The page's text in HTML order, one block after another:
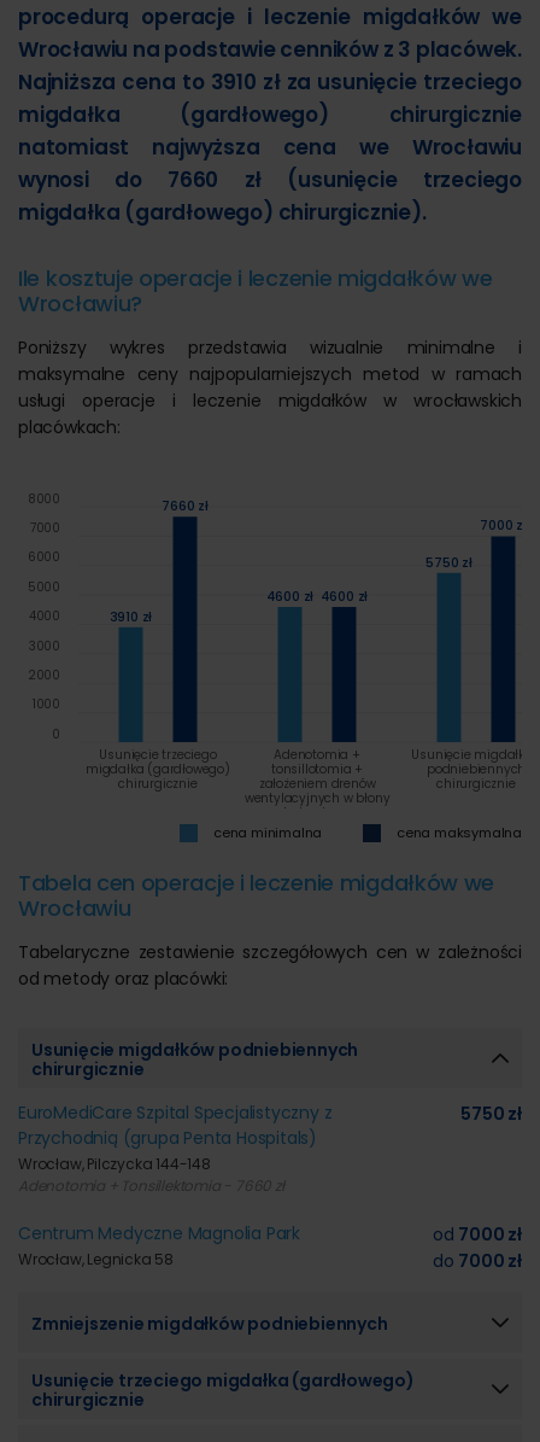
procedurą operacje i leczenie migdałków we
Wrocławiu na podstawie cenników z 3 placówek.
Najniższa cena to 3910 zł za usunięcie trzeciego
migdałka (gardłowego) chirurgicznie
natomiast najwyższa cena we Wrocławiu
wynosi do 7660 zł (usunięcie trzeciego
migdałka (gardłowego) chirurgicznie).
Ile kosztuje operacje i leczenie migdałków we
Wrocławiu?
Poniższy wykres przedstawia wizualnie minimalne i
maksymalne ceny najpopularniejszych metod w ramach
usługi operacje i leczenie migdałków w wrocławskich
placówkach:
3910 zł
4600 zł
5750 zł
7660 zł
4600 zł
7000 zł
Usunięcie trzeciego
migdałka (gardłowego)
chirurgicznie
Adenotomia +
tonsillotomia +
założeniem drenów
wentylacyjnych w błony
bębenkowe
Usunięcie migdałków
podniebiennych
chirurgicznie
0
1000
2000
3000
4000
5000
6000
7000
8000
cena minimalna cena maksymalna
Tabela cen operacje i leczenie migdałków we
Wrocławiu
Tabelaryczne zestawienie szczegółowych cen w zależności
od metody oraz placówki:
Usunięcie migdałków podniebiennych
chirurgicznie
EuroMediCare Szpital Specjalistyczny z
Przychodnią (grupa Penta Hospitals)
Wrocław, Pilczycka 144-148
Adenotomia + Tonsillektomia - 7660 zł
5750 zł
Centrum Medyczne Magnolia Park
Wrocław, Legnicka 58
od 7000 zł
do 7000 zł
Zmniejszenie migdałków podniebiennych
Usunięcie trzeciego migdałka (gardłowego)
chirurgicznie